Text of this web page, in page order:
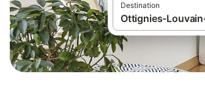
Destination